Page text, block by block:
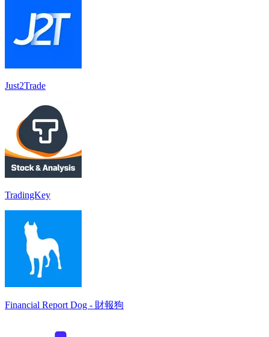
Just2Trade
TradingKey
Financial Report Dog - 財報狗